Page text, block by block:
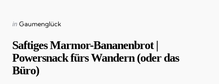
Categories
Posted
in Gaumenglück
Saftiges Marmor-Bananenbrot |
Powersnack fürs Wandern (oder das
Büro)